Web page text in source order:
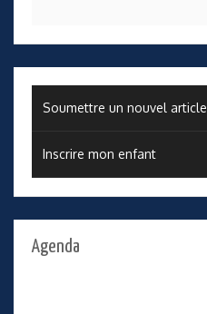
Soumettre un nouvel article
Inscrire mon enfant
Agenda